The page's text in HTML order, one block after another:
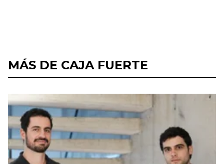
MÁS DE CAJA FUERTE